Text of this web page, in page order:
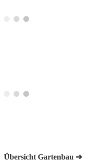
Übersicht Gartenbau ➔